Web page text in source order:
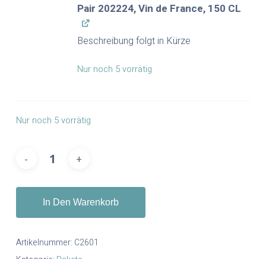
Pair 202224, Vin de France, 150 CL
Beschreibung folgt in Kürze
Nur noch 5 vorrätig
Nur noch 5 vorrätig
In Den Warenkorb
Artikelnummer: C2601